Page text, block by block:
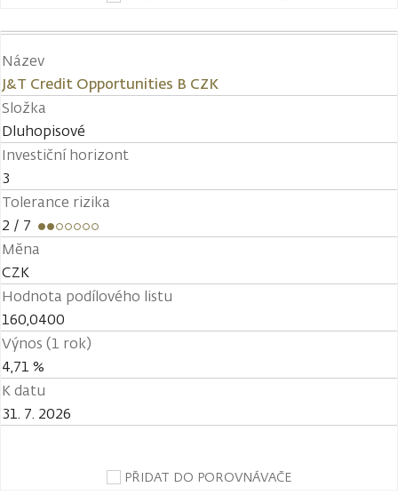
Název
J&T Credit Opportunities B CZK
Složka
Dluhopisové
Investiční horizont
3
Tolerance rizika
2 / 7
Měna
CZK
Hodnota podílového listu
160,0400
Výnos (1 rok)
4,71 %
K datu
31. 7. 2026
PŘIDAT DO POROVNÁVAČE